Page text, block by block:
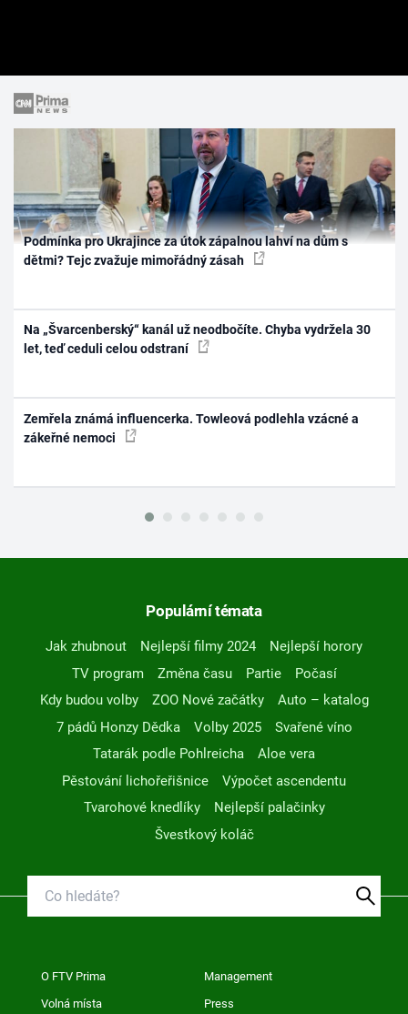
Podmínka pro Ukrajince za útok zápalnou lahví na dům s
dětmi? Tejc zvažuje mimořádný zásah
Na „Švarcenberský“ kanál už neodbočíte. Chyba vydržela 30
let, teď ceduli celou odstraní
Zemřela známá influencerka. Towleová podlehla vzácné a
zákeřné nemoci
Populární témata
Jak zhubnout Nejlepší filmy 2024
Nejlepší horory
TV program
Změna času Partie
Počasí
Kdy budou volby
ZOO Nové začátky
Auto – katalog
7 pádů Honzy Dědka
Volby 2025
Svařené víno
Tatarák podle Pohlreicha
Aloe vera
Pěstování lichořeřišnice
Výpočet ascendentu
Tvarohové knedlíky
Nejlepší palačinky
Švestkový koláč
O FTV Prima Management
Volná místa Press